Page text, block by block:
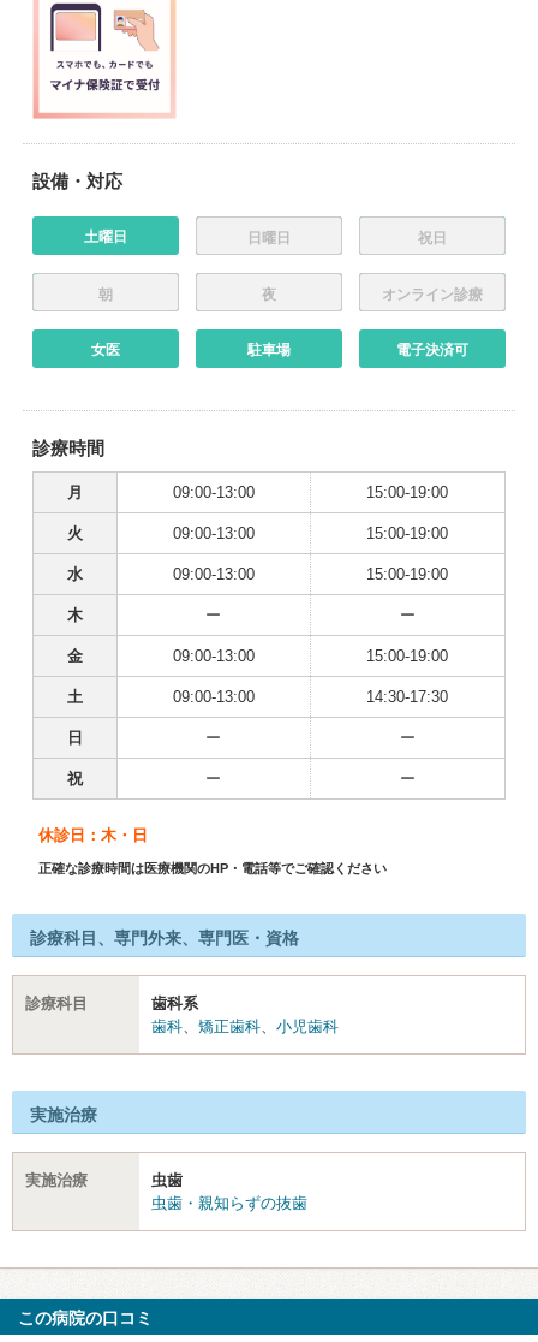
設備・対応
土曜日 日曜日 祝日
朝 夜 オンライン診療
女医 駐車場 電子決済可
診療時間
月 09:00-13:00 15:00-19:00
火 09:00-13:00 15:00-19:00
水 09:00-13:00 15:00-19:00
木 ー ー
金 09:00-13:00 15:00-19:00
土 09:00-13:00 14:30-17:30
日 ー ー
祝 ー ー
休診日：木・日
正確な診療時間は医療機関のHP・電話等でご確認ください
診療科目、専門外来、専門医・資格
診療科目
歯科系
歯科
矯正歯科 小児歯科
実施治療
実施治療
虫歯
虫歯・親知らずの抜歯
この病院の口コミ